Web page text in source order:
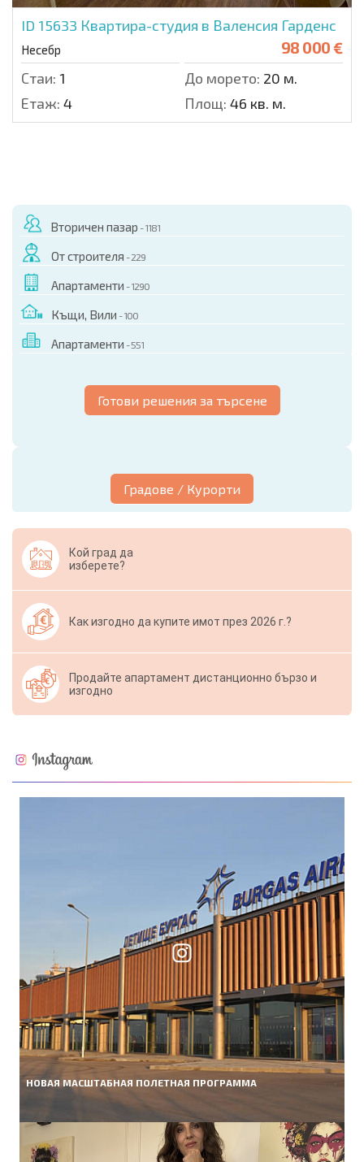
ID 15633 Квартира-студия в Валенсия Гарденс
Несебр 98 000 €
Стаи: 1 До морето: 20 м.
Етаж: 4 Площ: 46 кв. м.
Вторичен пазар - 1181
От строителя - 229
Апартаменти - 1290
Къщи, Вили - 100
Апартаменти - 551
Готови решения за търсене
Градове / Курорти
Кой град да
изберете?
Как изгодно да купите имот през 2026 г.?
Продайте апартамент дистанционно бързо и
изгодно
НОВАЯ МАСШТАБНАЯ ПОЛЕТНАЯ ПРОГРАММА